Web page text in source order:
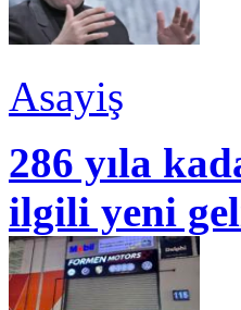
Asayiş
286 yıla
ilgili yeni